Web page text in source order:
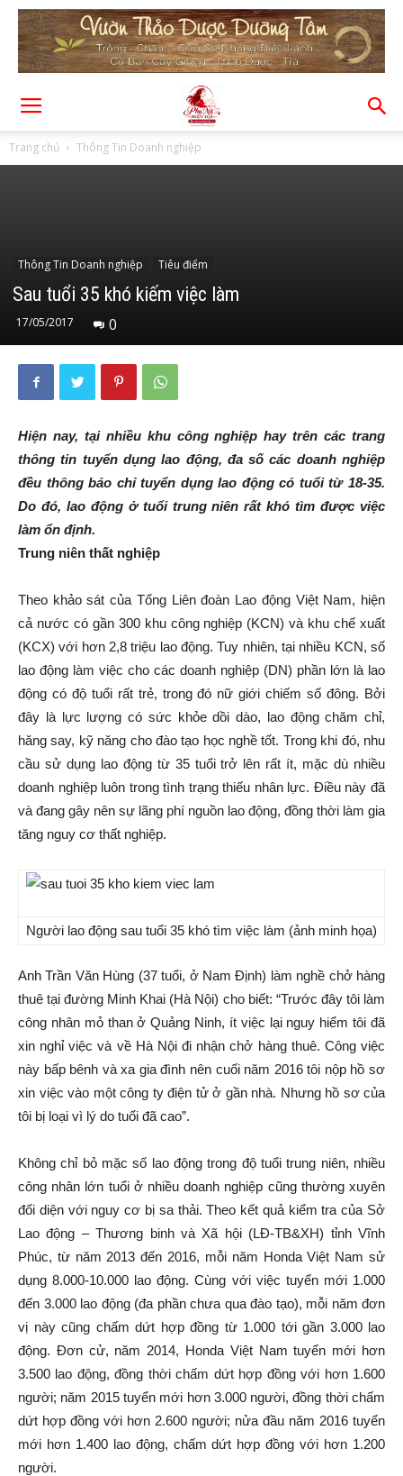
Trang chủ Thông Tin Doanh nghiệp
Thông Tin Doanh nghiệp Tiêu điểm
Sau tuổi 35 khó kiếm việc làm
17/05/2017 0
Hiện nay, tại nhiều khu công nghiệp hay trên các trang
thông tin tuyển dụng lao động, đa số các doanh nghiệp
đều thông báo chỉ tuyển dụng lao động có tuổi từ 18-35.
Do đó, lao động ở tuổi trung niên rất khó tìm được việc
làm ổn định.
Trung niên thất nghiệp
Theo khảo sát của Tổng Liên đoàn Lao động Việt Nam, hiện
cả nước có gần 300 khu công nghiệp (KCN) và khu chế xuất
(KCX) với hơn 2,8 triệu lao động. Tuy nhiên, tại nhiều KCN, số
lao động làm việc cho các doanh nghiệp (DN) phần lớn là lao
động có độ tuổi rất trẻ, trong đó nữ giới chiếm số đông. Bởi
đây là lực lượng có sức khỏe dồi dào, lao động chăm chỉ,
hăng say, kỹ năng cho đào tạo học nghề tốt. Trong khi đó, nhu
cầu sử dụng lao động từ 35 tuổi trở lên rất ít, mặc dù nhiều
doanh nghiệp luôn trong tình trạng thiếu nhân lực. Điều này đã
và đang gây nên sự lãng phí nguồn lao động, đồng thời làm gia
tăng nguy cơ thất nghiệp.
Người lao động sau tuổi 35 khó tìm việc làm (ảnh minh họa)
Anh Trần Văn Hùng (37 tuổi, ở Nam Định) làm nghề chở hàng
thuê tại đường Minh Khai (Hà Nội) cho biết: “Trước đây tôi làm
công nhân mỏ than ở Quảng Ninh, ít việc lại nguy hiểm tôi đã
xin nghỉ việc và về Hà Nội đi nhận chở hàng thuê. Công việc
này bấp bênh và xa gia đình nên cuối năm 2016 tôi nộp hồ sơ
xin việc vào một công ty điện tử ở gần nhà. Nhưng hồ sơ của
tôi bị loại vì lý do tuổi đã cao”.
Không chỉ bỏ mặc số lao động trong độ tuổi trung niên, nhiều
công nhân lớn tuổi ở nhiều doanh nghiệp cũng thường xuyên
đối diện với nguy cơ bị sa thải. Theo kết quả kiểm tra của Sở
Lao động – Thương binh và Xã hội (LĐ-TB&XH) tỉnh Vĩnh
Phúc, từ năm 2013 đến 2016, mỗi năm Honda Việt Nam sử
dụng 8.000-10.000 lao động. Cùng với việc tuyển mới 1.000
đến 3.000 lao động (đa phần chưa qua đào tạo), mỗi năm đơn
vị này cũng chấm dứt hợp đồng từ 1.000 tới gần 3.000 lao
động. Đơn cử, năm 2014, Honda Việt Nam tuyển mới hơn
3.500 lao động, đồng thời chấm dứt hợp đồng với hơn 1.600
người; năm 2015 tuyển mới hơn 3.000 người, đồng thời chấm
dứt hợp đồng với hơn 2.600 người; nửa đầu năm 2016 tuyển
mới hơn 1.400 lao động, chấm dứt hợp đồng với hơn 1.200
người.